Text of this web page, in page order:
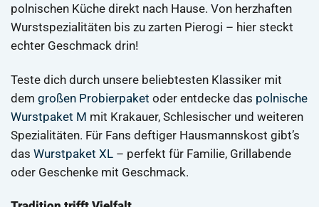
polnischen Küche direkt nach Hause. Von herzhaften
Wurstspezialitäten bis zu zarten Pierogi – hier steckt
echter Geschmack drin!
Teste dich durch unsere beliebtesten Klassiker mit
dem großen Probierpaket oder entdecke das polnische
Wurstpaket M mit Krakauer, Schlesischer und weiteren
Spezialitäten. Für Fans deftiger Hausmannskost gibt’s
das Wurstpaket XL – perfekt für Familie, Grillabende
oder Geschenke mit Geschmack.